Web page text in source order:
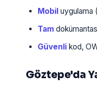
Mobil uygulama
Tam
Güvenli kod,
Göztepe'da